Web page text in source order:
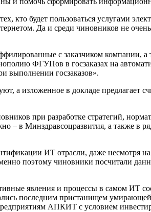
кто будет пользоваться услугами
Да и среди чиновников не
с заказчиком компании, а
ФГУПов в госзаказах на
выполнении госзаказов».
а изложенное в докладе предлагает
при разработке стратегий,
– в Минздравсоцразвития, а также в
ИТ отрасли, даже несмотря на
поэтому чиновники посчитали
явления и процессы в самом ИТ
последним пристанищем
АПКИТ с условием